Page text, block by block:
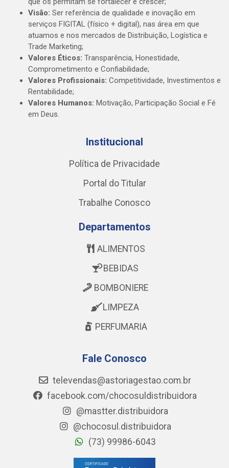
Visão: Ser referência de qualidade e inovação em
serviços FIGITAL (físico + digital), nas área em que
atuamos e nos mercados de Distribuição, Logística e
Trade Marketing;
Valores Éticos: Transparência, Honestidade,
Comprometimento e Confiabilidade;
Valores Profissionais: Competitividade, Investimentos e
Rentabilidade;
Valores Humanos: Motivação, Participação Social e Fé
em Deus.
Institucional
Política de Privacidade
Portal do Titular
Trabalhe Conosco
Departamentos
ALIMENTOS
BEBIDAS
BOMBONIERE
LIMPEZA
PERFUMARIA
Fale Conosco
televendas@astoriagestao.com.br
facebook.com/chocosuldistribuidora
@mastter.distribuidora
@chocosul.distribuidora
(73) 99986-6043